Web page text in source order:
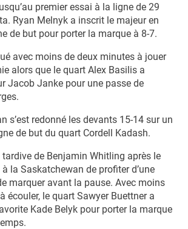
premier essai à la ligne de 29
Ryan Melnyk a inscrit le majeur en
de but pour porter la marque à 8-7.
avec moins de deux minutes à jouer
alors que le quart Alex Basilis a
Jacob Janke pour une passe de
s’est redonné les devants 15-14 sur un
de but du quart Cordell Kadash.
de Benjamin Whitling après le
la Saskatchewan de profiter d’une
marquer avant la pause. Avec moins
écouler, le quart Sawyer Buettner a
Kade Belyk pour porter la marque